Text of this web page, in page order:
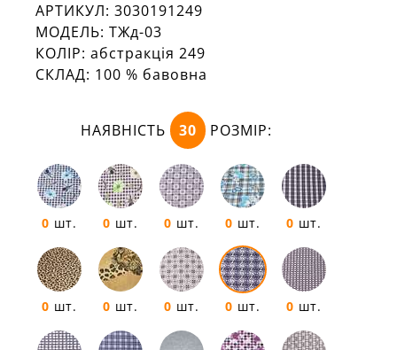
АРТИКУЛ: 3030191249
МОДЕЛЬ: ТЖд-03
КОЛІР: абстракція 249
СКЛАД: 100 % бавовна
НАЯВНІСТЬ 30 РОЗМІР:
0 шт. 0 шт. 0 шт. 0 шт. 0 шт.
0 шт. 0 шт. 0 шт. 0 шт. 0 шт.